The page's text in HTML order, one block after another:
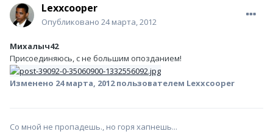
Lexxcooper
Опубликовано 24 марта, 2012
Михалыч42
Присоединяюсь, с не большим опозданием!
Изменено 24 марта, 2012пользователем Lexxcooper
Со мной не пропадешь., но горя хапнешь...